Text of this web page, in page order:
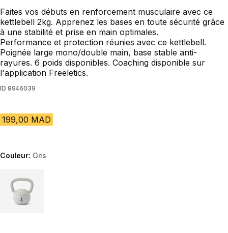
Faites vos débuts en renforcement musculaire avec ce
kettlebell 2kg. Apprenez les bases en toute sécurité grâce
à une stabilité et prise en main optimales.
Performance et protection réunies avec ce kettlebell.
Poignée large mono/double main, base stable anti-
rayures. 6 poids disponibles. Coaching disponible sur
l'application Freeletics.
ID 8946039
199,00 MAD
Couleur: Gris